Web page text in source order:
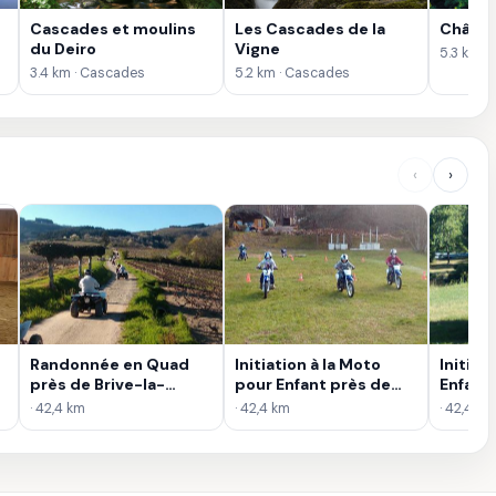
Cascades et moulins
du Deiro
3.4 km · Cascades
Les Cascades de la
Vigne
5.2 km · Cascades
5.3 km ·
‹ ›
Randonnée en Quad
près de Brive-la-
Gaillarde
· 42,4 km
Initiation à la Moto
pour Enfant près de
Brive-la-Gaillarde
· 42,4 km
Enfant
la-
· 42,4 km